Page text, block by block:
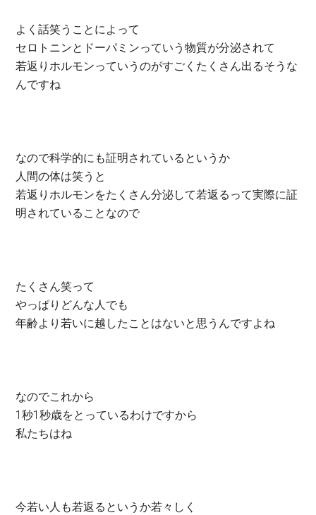
よく話笑うことによって
セロトニンとドーパミンっていう物質が分泌されて
若返りホルモンっていうのがすごくたくさん出るそうな
んですね
なので科学的にも証明されているというか
人間の体は笑うと
若返りホルモンをたくさん分泌して若返るって実際に証
明されていることなので
たくさん笑って
やっぱりどんな人でも
年齢より若いに越したことはないと思うんですよね
なのでこれから
1秒1秒歳をとっているわけですから
私たちはね
今若い人も若返るというか若々しく